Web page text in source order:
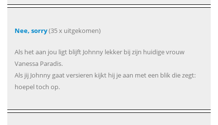
Nee, sorry(35 x uitgekomen)
Als het aan jou ligt blijft Johnny lekker bij zijn huidige vrouw
Vanessa Paradis.
Als jij Johnny gaat versieren kijkt hij je aan met een blik die zegt:
hoepel toch op.